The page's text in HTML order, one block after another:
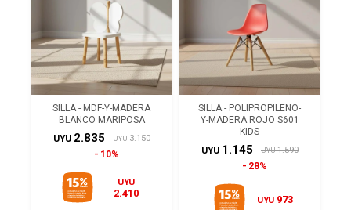
SILLA - MDF-Y-MADERA
BLANCO MARIPOSA
UYU 2.835 UYU 3.150
10%
UYU
2.410
SILLA - POLIPROPILENO-
Y-MADERA ROJO S601
KIDS
UYU 1.145 UYU 1.590
28%
UYU 973